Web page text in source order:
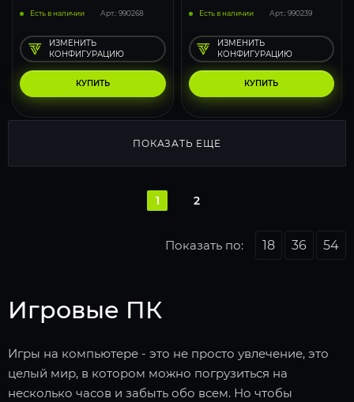
Есть в наличии Арт.: 990268
КУПИТЬ
ИЗМЕНИТЬ
КОНФИГУРАЦИЮ
Есть в наличии Арт.: 990239
КУПИТЬ
ИЗМЕНИТЬ
КОНФИГУРАЦИЮ
ПОКАЗАТЬ ЕЩЕ
1 2
Показать по: 18 36 54
Игровые ПК
Игры на компьютере - это не просто увлечение, это
целый мир, в котором можно погрузиться на
несколько часов и забыть обо всем. Но чтобы